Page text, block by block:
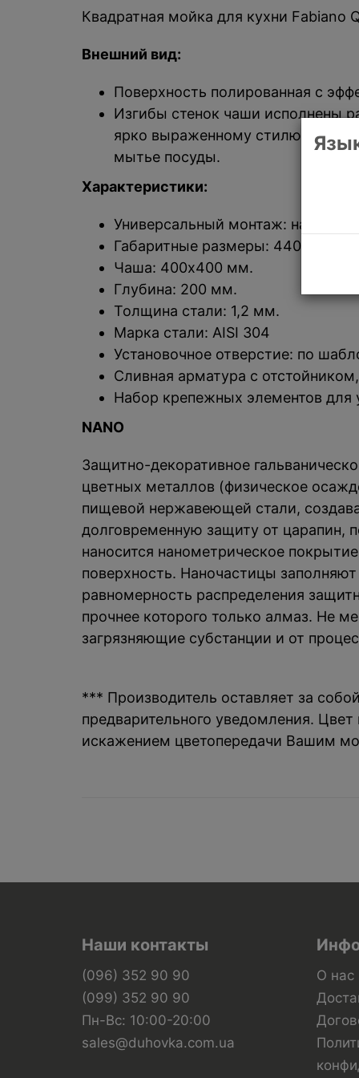
Квадратная мойка для кухни
Внешний вид:
Поверхность полированная с
Изгибы стенок чаши исполнены
ярко выраженному стилю High-
мытье посуды.
Характеристики:
Универсальный монтаж: на
Габаритные размеры: 440x440
Чаша: 400x400 мм.
Глубина: 200 мм.
Толщина стали: 1,2 мм.
Марка стали: AISI 304
Установочное отверстие: по
Сливная арматура с
Набор крепежных элементов для
NANO
Защитно-декоративное
цветных металлов (физическое
пищевой нержавеющей стали,
долговременную защиту от царапин,
наносится нанометрическое
поверхность. Наночастицы
равномерность распределения
прочнее которого только алмаз. Не
загрязняющие субстанции и от
*** Производитель оставляет за
предварительного уведомления.
искажением цветопередачи Вашим
Наши контакты
(096) 352 90 90
(099) 352 90 90
Пн-Вс: 10:00-20:00
sales@duhovka.com.ua
О нас